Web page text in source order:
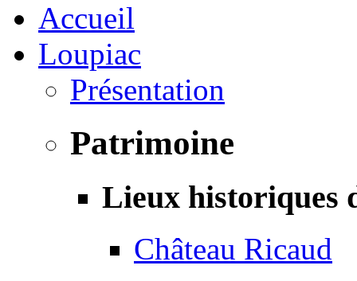
Accueil
Loupiac
Présentation
Patrimoine
Lieux historiques
Château Ricaud